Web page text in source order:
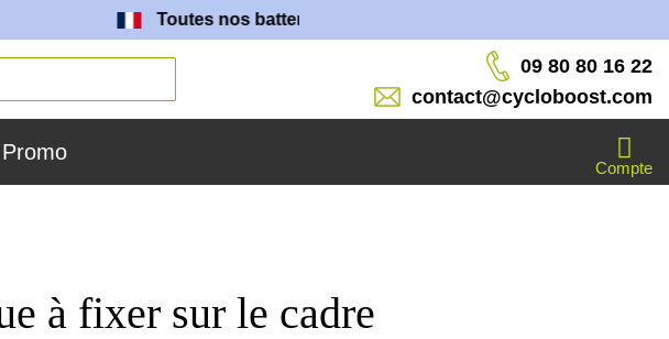
Toutes nos batteries sont fabriquées dans nos ateliers !
09 80 80 16 22
contact@cycloboost.com
Compte
Promo
à fixer sur le cadre